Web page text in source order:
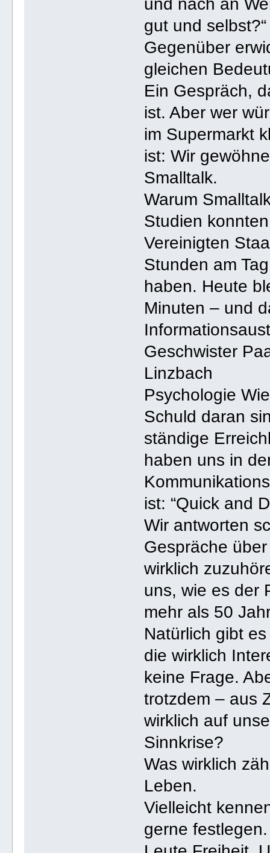
und nach an
gut und
Gegenüber
gleichen
Ein Gespräch,
ist. Aber wer
im Supermarkt
ist: Wir
Smalltalk.
Warum
Studien
Vereinigten
Stunden am
haben. Heute
Minuten – und
Geschwister
Linzbach
Psychologie
Schuld daran
ständige
haben uns in
ist: “Quick and
Wir antworten
Gespräche
wirklich
uns, wie es der
mehr als 50
Natürlich gibt
die wirklich
keine Frage.
trotzdem – aus
wirklich auf
Sinnkrise?
Was wirklich
Leben.
Vielleicht
gerne